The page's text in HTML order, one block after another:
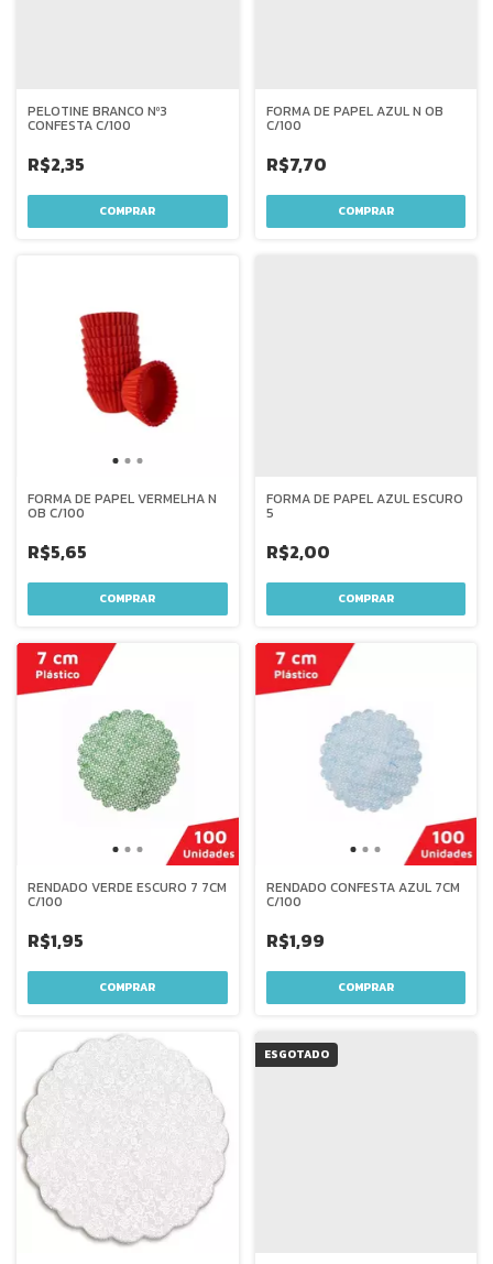
PELOTINE BRANCO Nº3
CONFESTA C/100
R$2,35
FORMA DE PAPEL AZUL N OB
C/100
R$7,70
FORMA DE PAPEL VERMELHA N
OB C/100
R$5,65
FORMA DE PAPEL AZUL ESCURO
5
R$2,00
RENDADO VERDE ESCURO 7 7CM
C/100
R$1,95
RENDADO CONFESTA AZUL 7CM
C/100
R$1,99
ESGOTADO